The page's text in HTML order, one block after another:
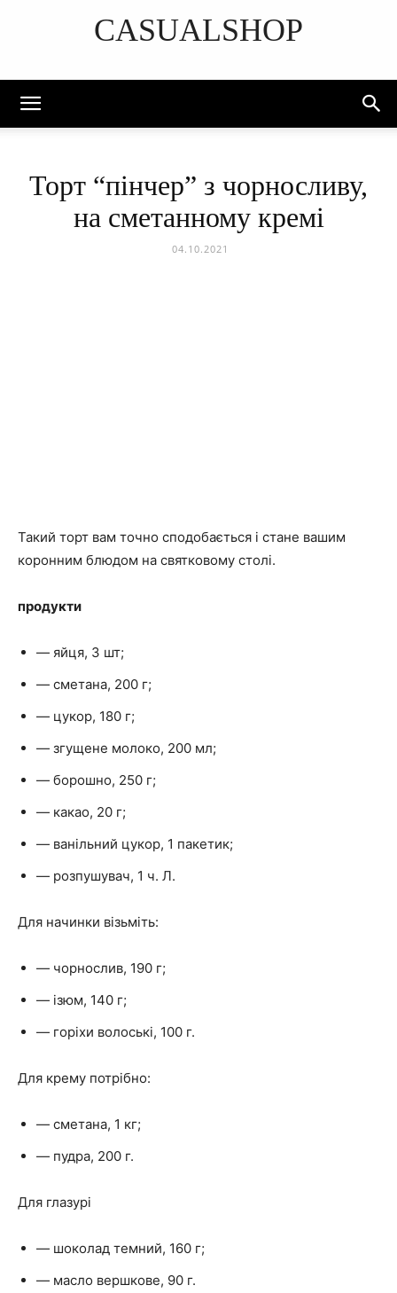
CASUALSHOP
Торт “пінчер” з чорносливу,
на сметанному кремі
04.10.2021
Такий торт вам точно сподобається і стане вашим
коронним блюдом на святковому столі.
продукти
— яйця, 3 шт;
— сметана, 200 г;
— цукор, 180 г;
— згущене молоко, 200 мл;
— борошно, 250 г;
— какао, 20 г;
— ванільний цукор, 1 пакетик;
— розпушувач, 1 ч. Л.
Для начинки візьміть:
— чорнослив, 190 г;
— ізюм, 140 г;
— горіхи волоські, 100 г.
Для крему потрібно:
— сметана, 1 кг;
— пудра, 200 г.
Для глазурі
— шоколад темний, 160 г;
— масло вершкове, 90 г.